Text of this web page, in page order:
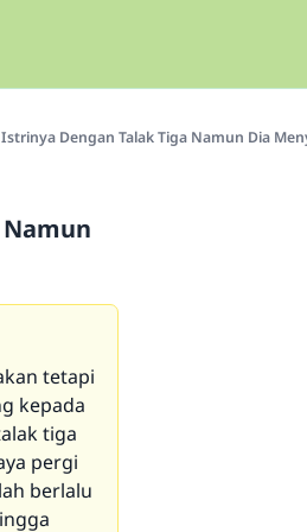
Dengan Talak Tiga Namun Dia
tetapi
kepada
tiga
pergi
berlalu